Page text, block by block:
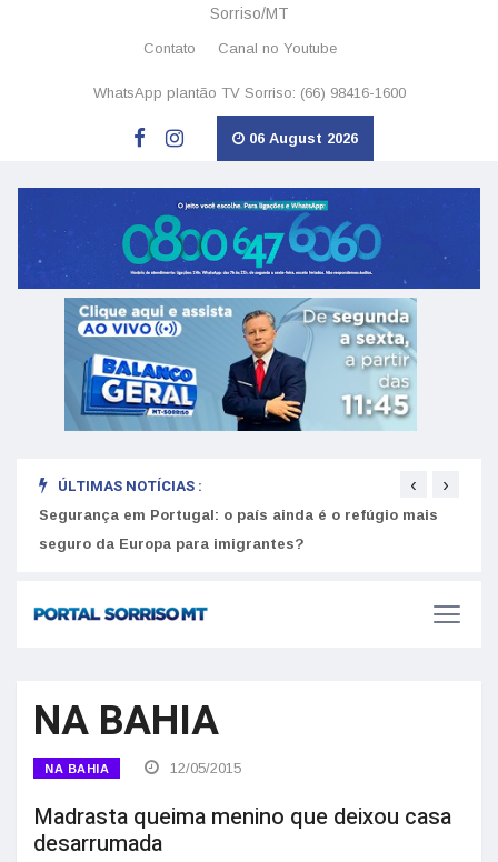
Sorriso/MT
Contato Canal no Youtube
WhatsApp plantão TV Sorriso: (66) 98416-1600
06 August 2026
ÚLTIMAS NOTÍCIAS :
Segurança em Portugal: o país ainda é o refúgio mais
seguro da Europa para imigrantes?
‹ ›
NA BAHIA
NA BAHIA 12/05/2015
Madrasta queima menino que deixou casa
desarrumada